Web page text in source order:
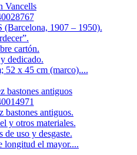
Vancells
1907 – 1950).
cartón.
dedicado.
52 x 45 cm (marco)....
bastones antiguos
bastones antiguos.
y otros materiales.
de uso y desgaste.
longitud el mayor....